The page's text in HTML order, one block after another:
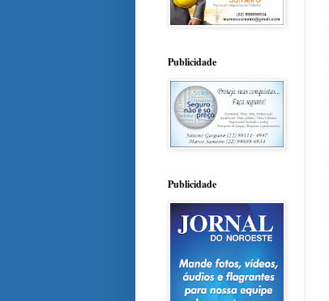
Publicidade
Publicidade